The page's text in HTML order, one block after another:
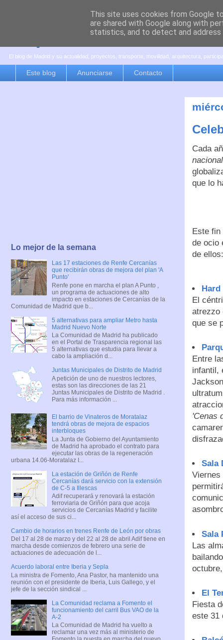
es por madrid
El blog de Madrid y su actualidad, proyectos, transporte, movilidad, arquitectura,
Este blog Anunciarse Contacto
Cada
que lo
Este fin
de ocio
de ellos:
Hard
El
atrezzo
que se
Entre
infantil,
'Cenas
Sala
Viernes
Sala
Las
El
Fiesta
este 31
Lo mejor de la semana
Las 17 estaciones de Renfe Cercanías
que recibirán obras de mejora del plan 'A
Punto'
Renfe pone en marcha el plan A Punto ,
un programa de actuaciones de alto
impacto en estaciones de Cercanías de la
Comunidad de Madrid que b...
5 alternativas para ampliar Metro hasta
Madrid Nuevo Norte
La Comunidad de Madrid ha publicado
en el Portal de Trasparencia regional las
5 alternativas que estudia para llevar a
cabo la ampliación d...
Juntas Municipales de Distrito de Madrid
A petición de uno de nuestros lectores,
estas son las direcciones de las 21
Juntas Municipales de Distrito de Madrid .
Para más información ...
El barrio de Vinateros de Moratalaz
tendrá obras de mejora de espacios
interbloques
La Junta de Gobierno del Ayuntamiento
de Madrid ha aprobado el contrato para
ejecutar las obras de la regeneración
urbana 14.06-Moratalaz I...
La estación de Griñón de Renfe
Cercanías dará servicio con la extensión
de C-5 a Illescas
Adif recuperará y renovará la estación
ferroviaria de Griñón para que acoja
servicios de Cercanías Madrid y facilite
así el acceso de sus ci...
Cambio de horarios en trenes Renfe de León por obras
Del 17 al 28 de marzo y del 22 al 28 de abril Adif tiene en
marcha desde comienzos de febrero una serie de
actuaciones de adecuación de l...
Acuerdo laboral entre Iberia y Sepla
La ministra de Fomento, Ana Pastor, ha mantenido una
reunión con el presidente de Iberia, Luis Gallego, y el
jefe de la sección sindical ...
La Comunidad reclama a Fomento el
funcionamiento del carril Bus VAO de la
A-2
La Comunidad de Madrid ha vuelto a
reclamar una vez más al ministerio de
This site uses cookies from Google
are shared with Google along with
statistics, and to detect and address